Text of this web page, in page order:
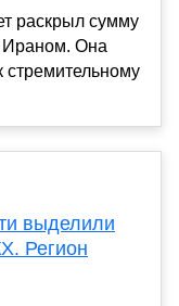
раскрыл сумму
Ираном. Она
стремительному
выделили
Регион